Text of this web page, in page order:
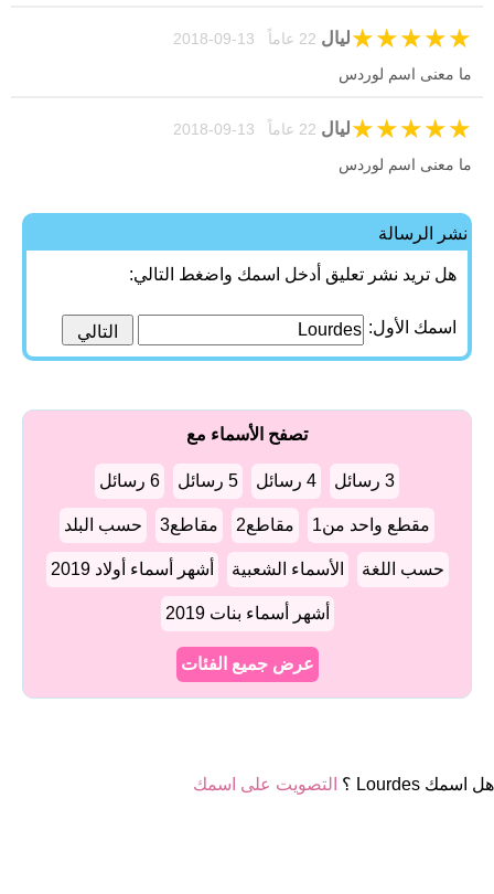
ليال ★
★
★
★
★
ما معنى اسم لوردس
ليال ★
★
★
★
★
ما معنى اسم لوردس
نشر الرسالة
هل تريد نشر تعليق أدخل اسمك واضغط التالي:
اسمك الأول:
تصفح الأسماء مع
3 رسائل 4 رسائل 5 رسائل 6 رسائل
مقطع واحد من1 مقاطع2 مقاطع3 حسب البلد
حسب اللغة الأسماء الشعبية أشهر أسماء أولاد 2019
أشهر أسماء بنات 2019
عرض جميع الفئات
هل اسمك Lourdes ؟ التصويت على اسمك